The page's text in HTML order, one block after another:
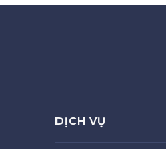
DỊCH VỤ